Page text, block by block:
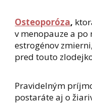
Osteoporóza,
v menopauze a
estrogénov
pred touto
Pravidelným
postaráte aj o